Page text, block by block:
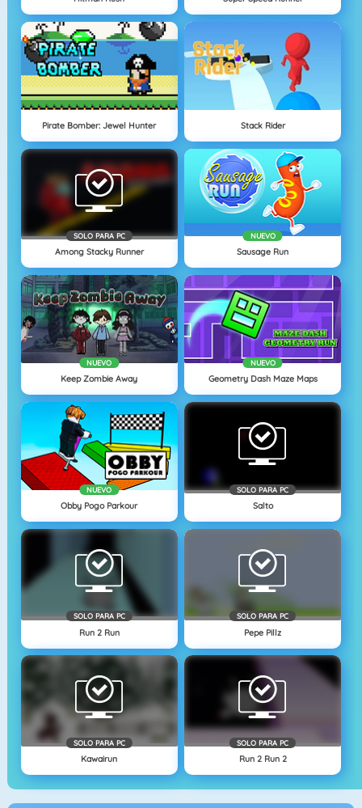
Pirate Bomber: Jewel Hunter Stack Rider
SOLO PARA PC
Among Stacky Runner
NUEVO
Sausage Run
NUEVO
Keep Zombie Away
NUEVO
Geometry Dash Maze Maps
NUEVO
Obby Pogo Parkour
SOLO PARA PC
Salto
SOLO PARA PC
Run 2 Run
SOLO PARA PC
Pepe Pillz
SOLO PARA PC
Kawairun
SOLO PARA PC
Run 2 Run 2